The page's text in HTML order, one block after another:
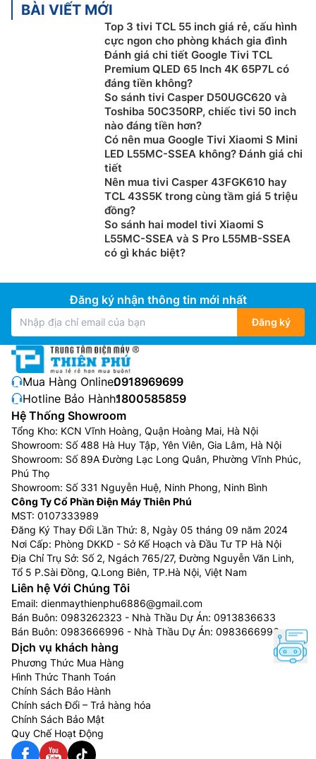
BÀI VIẾT MỚI
Top 3 tivi TCL 55 inch giá rẻ, cấu hình
cực ngon cho phòng khách gia đình
Đánh giá chi tiết Google Tivi TCL
Premium QLED 65 Inch 4K 65P7L có
đáng tiền không?
So sánh tivi Casper D50UGC620 và
Toshiba 50C350RP, chiếc tivi 50 inch
nào đáng tiền hơn?
Có nên mua Google Tivi Xiaomi S Mini
LED L55MC-SSEA không? Đánh giá chi
tiết
Nên mua tivi Casper 43FGK610 hay
TCL 43S5K trong cùng tầm giá 5 triệu
đồng?
So sánh hai model tivi Xiaomi S
L55MC-SSEA và S Pro L55MB-SSEA
có gì khác biệt?
Đăng ký nhận thông tin mới nhất
Đăng ký
Mua Hàng Online:0918969699
Hotline Bảo Hành:1800585859
Hệ Thống Showroom
Tổng Kho: KCN Vĩnh Hoàng, Quận Hoàng Mai, Hà Nội
Showroom: Số 488 Hà Huy Tập, Yên Viên, Gia Lâm, Hà Nội
Showroom: Số 89A Đường Lạc Long Quân, Phường Vĩnh Phúc,
Phú Thọ
Showroom: Số 331 Nguyễn Huệ, Ninh Phong, Ninh Bình
Công Ty Cổ Phần Điện Máy Thiên Phú
MST: 0107333989
Đăng Ký Thay Đổi Lần Thứ: 8, Ngày 05 tháng 09 năm 2024
Nơi Cấp: Phòng DKKD - Sở Kế Hoạch và Đầu Tư TP Hà Nội
Địa Chỉ Trụ Sở: Số 2, Ngách 765/27, Đường Nguyễn Văn Linh,
Tổ 5 P.Sài Đồng, Q.Long Biên, TP.Hà Nội, Việt Nam
Liên hệ Với Chúng Tôi
Email: dienmaythienphu6886@gmail.com
Bán Buôn: 0983262323 - Nhà Thầu Dự Án: 0913836633
Bán Buôn: 0983666996 - Nhà Thầu Dự Án: 0983666996
Dịch vụ khách hàng
Phương Thức Mua Hàng
Hình Thức Thanh Toán
Chính Sách Bảo Hành
Chính sách Đổi – Trả hàng hóa
Chính Sách Bảo Mật
Quy Chế Hoạt Động